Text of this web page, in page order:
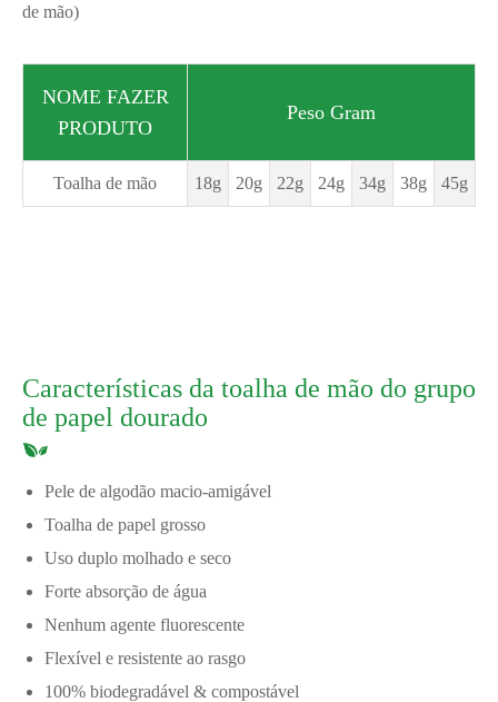
de mão)
NOME FAZER
PRODUTO
Peso Gram
Toalha de mão 18g 20g 22g 24g 34g 38g 45g
Características da toalha de mão do grupo
de papel dourado
Pele de algodão macio-amigável
Toalha de papel grosso
Uso duplo molhado e seco
Forte absorção de água
Nenhum agente fluorescente
Flexível e resistente ao rasgo
100% biodegradável & compostável